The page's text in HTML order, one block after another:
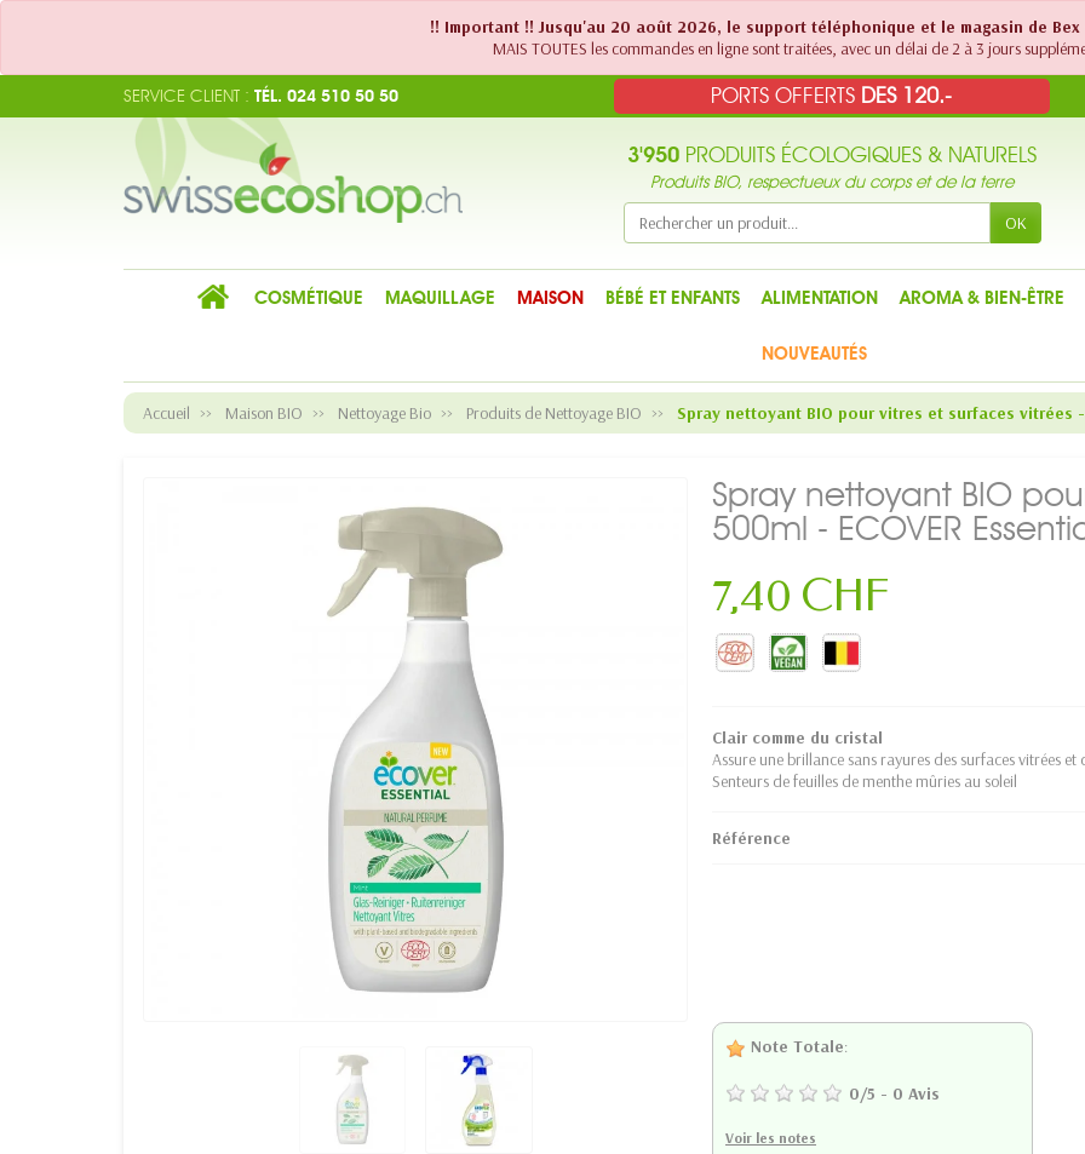
!! Important !! Jusqu'au 20 août 2026, le support téléphonique et le magasin de
MAIS TOUTES les commandes en ligne sont traitées, avec un délai de 2 à 3 jours
PORTS OFFERTS DES 120.-
SERVICE CLIENT : TÉL. 024 510 50 50
3'950 PRODUITS ÉCOLOGIQUES & NATURELS
Produits BIO, respectueux du corps et de la terre
OK
COSMÉTIQUE MAQUILLAGE MAISON BÉBÉ ET ENFANTS ALIMENTATION AROMA & BIEN-ÊTRE
NOUVEAUTÉS
Accueil Maison BIO Nettoyage Bio Produits de Nettoyage BIO Spray nettoyant BIO pour vitres et surfaces vitrées -
Spray nettoyant BIO
500ml - ECOVER
7,40 CHF
Clair comme du cristal
Assure une brillance sans rayures des surfaces vitrées et
Senteurs de feuilles de menthe mûries au soleil
Référence
Note Totale:
0/5 - 0 Avis
Voir les notes